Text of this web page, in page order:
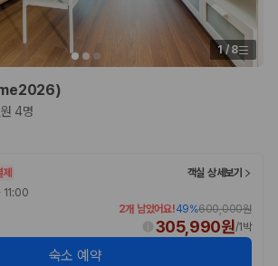
1/ 8
4명
객실 상세보기
11:00
2개 남았어요!49%600,000원
305,990원/1박
숙소 예약